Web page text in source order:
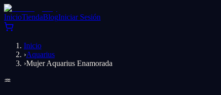
InicioTiendaBlogIniciar Sesión
Inicio
›Aquarius
›Mujer Aquarius Enamorada
♒